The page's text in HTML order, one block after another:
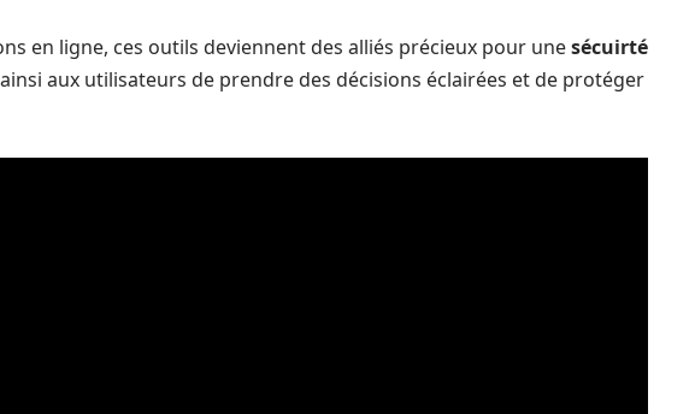
en ligne, ces outils deviennent des alliés précieux pour unesécuirté
aux utilisateurs de prendre des décisions éclairées et de protéger